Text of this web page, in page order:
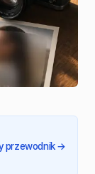
przewodnik →